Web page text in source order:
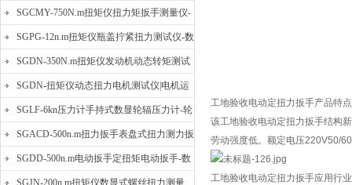
螺丝批扭力矩测试仪
SGCMY-750N.m扭矩仪扭力矩扳手测量仪-
校准扳手扭力精度测试仪
SGPG-12n.m扭矩仪瓶盖拧紧扭力测试仪-数
显式瓶盖扭力矩仪
SGDN-350N.m扭矩仪发动机动态转矩测试
仪-动态电机扭矩测量仪
SGDN-扭矩仪动态扭力电机测试仪|电机运
转摩擦力扭矩仪
SGLF-6kn压力计手持式数显轮辐压力计-轮
辐称重压力测力计
SGACD-500n.m扭力扳手表盘式扭力测力扳
手-表盘扭力矩检测扳手
SGDD-500n.m电动扳手定扭矩电动扳手-数
显式电动定扭力矩扳手
SGJN-200n.m扭矩仪数显式螺丝扭力测量
工地验收电动定扭力扳手产品特
该工地验收电动定扭力扳手结构
劳动强度低。额定电压220V50/
工地验收电动定扭力扳手应用行